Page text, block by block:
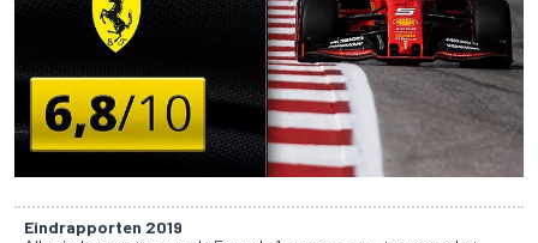
Eindrapporten 2019